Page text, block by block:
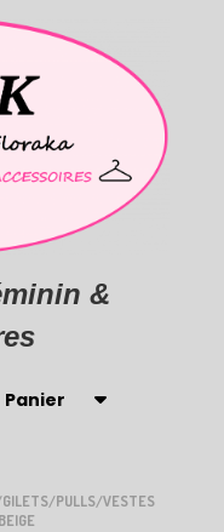
&
Panier
PULLS/VESTES